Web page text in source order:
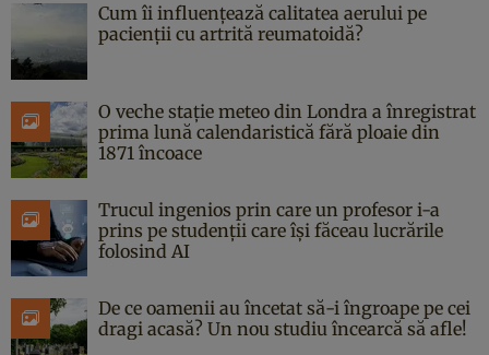
Cum îi influențează calitatea aerului pe
pacienții cu artrită reumatoidă?
O veche stație meteo din Londra a înregistrat
prima lună calendaristică fără ploaie din
1871 încoace
Trucul ingenios prin care un profesor i-a
prins pe studenții care își făceau lucrările
folosind AI
De ce oamenii au încetat să-i îngroape pe cei
dragi acasă? Un nou studiu încearcă să afle!